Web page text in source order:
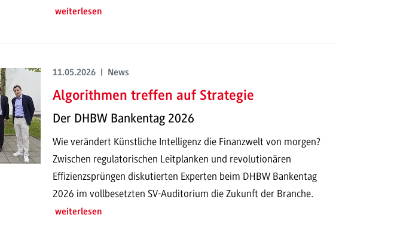
weiterlesen
11.05.2026 | News
Algorithmen treffen auf Strategie
Der DHBW Bankentag 2026
Wie verändert Künstliche Intelligenz die Finanzwelt von morgen?
Zwischen regulatorischen Leitplanken und revolutionären
Effizienzsprüngen diskutierten Experten beim DHBW Bankentag
2026 im vollbesetzten SV-Auditorium die Zukunft der Branche.
weiterlesen